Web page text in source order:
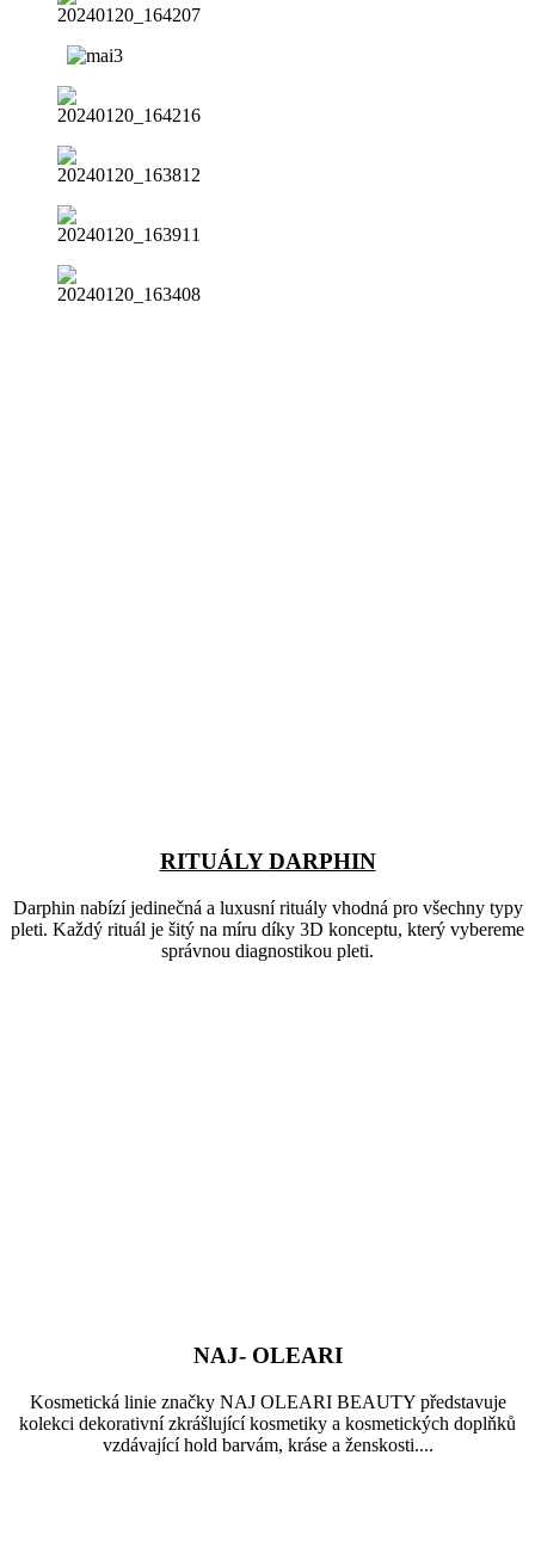
RITUÁLY DARPHIN
Darphin nabízí jedinečná a luxusní rituály vhodná pro všechny typy
pleti. Každý rituál je šitý na míru díky 3D konceptu, který vybereme
správnou diagnostikou pleti.
NAJ- OLEARI
Kosmetická linie značky NAJ OLEARI BEAUTY představuje
kolekci dekorativní zkrášlující kosmetiky a kosmetických doplňků
vzdávající hold barvám, kráse a ženskosti....